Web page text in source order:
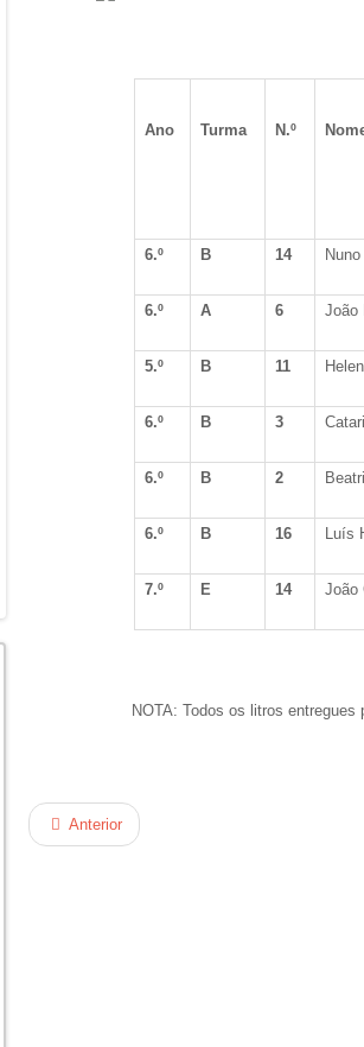
Ano Turma N.º
6.º B 14
6.º A 6 João
5.º B 11
6.º B 3
6.º B 2
6.º B 16 Luís
7.º E 14 João
NOTA: Todos os litros
Anterior